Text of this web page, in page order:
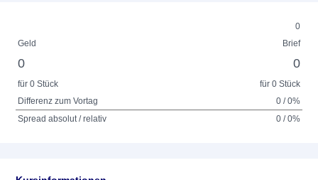
0
Geld
Brief
0 0
für 0 Stück
für 0 Stück
Differenz zum Vortag
0 / 0%
Spread absolut / relativ
0 / 0%